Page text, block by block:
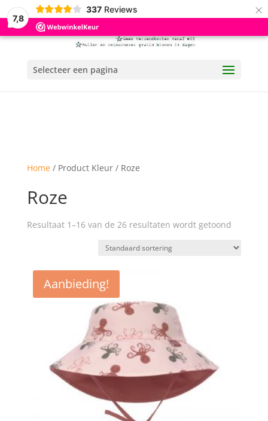
7,8
337 Reviews ×
Selecteer een pagina
Home/ Product Kleur / Roze
Roze
Resultaat 1–16 van de 26 resultaten wordt getoond
Aanbieding!